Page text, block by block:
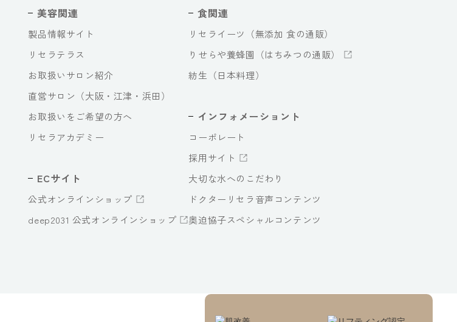
美容関連
製品情報サイト
リセラテラス
お取扱いサロン紹介
直営サロン（大阪・江津・浜田）
お取扱いをご希望の方へ
リセラアカデミー
ECサイト
公式オンラインショップ
deep2031 公式オンラインショップ
食関連
リセライーツ（無添加 食の通販）
りせらや養蜂園（はちみつの通販）
紡生（日本料理）
インフォメーショント
コーポレート
採用サイト
大切な水へのこだわり
ドクターリセラ音声コンテンツ
奥迫協子スペシャルコンテンツ